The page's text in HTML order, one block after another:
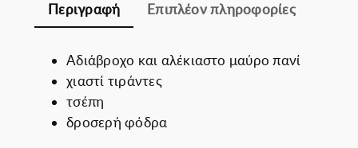
Περιγραφή Επιπλέον πληροφορίες
Αδιάβροχο και αλέκιαστο μαύρο πανί
χιαστί τιράντες
τσέπη
δροσερή φόδρα